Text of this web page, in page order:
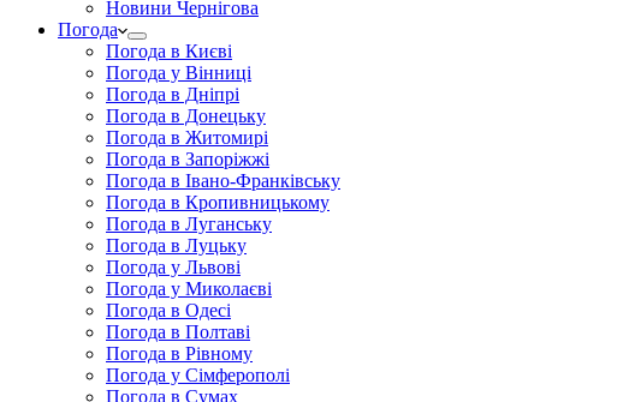
Новини Чернігова
Погода
Погода в Києві
Погода у Вінниці
Погода в Дніпрі
Погода в Донецьку
Погода в Житомирі
Погода в Запоріжжі
Погода в Івано-Франківську
Погода в Кропивницькому
Погода в Луганську
Погода в Луцьку
Погода у Львові
Погода у Миколаєві
Погода в Одесі
Погода в Полтаві
Погода в Рівному
Погода у Сімферополі
Погода в Сумах